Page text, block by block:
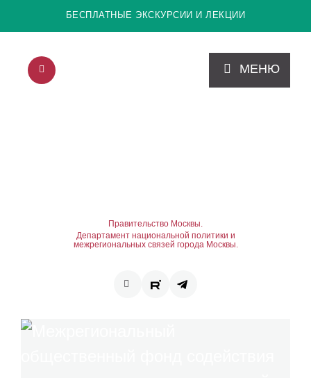
БЕСПЛАТНЫЕ ЭКСКУРСИИ И ЛЕКЦИИ
МЕНЮ
Правительство Москвы.
Департамент национальной политики и
межрегиональных связей города Москвы.